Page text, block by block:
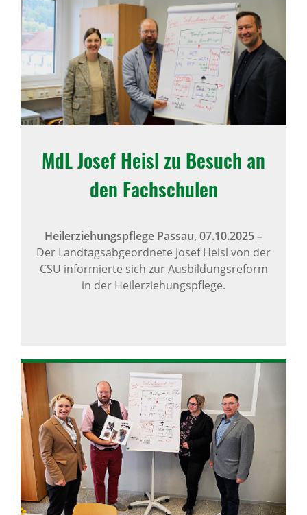
MdL Josef Heisl zu Besuch an
den Fachschulen
Heilerziehungspflege Passau, 07.10.2025–
Der Landtagsabgeordnete Josef Heisl von der
CSU informierte sich zur Ausbildungsreform
in der Heilerziehungspflege.